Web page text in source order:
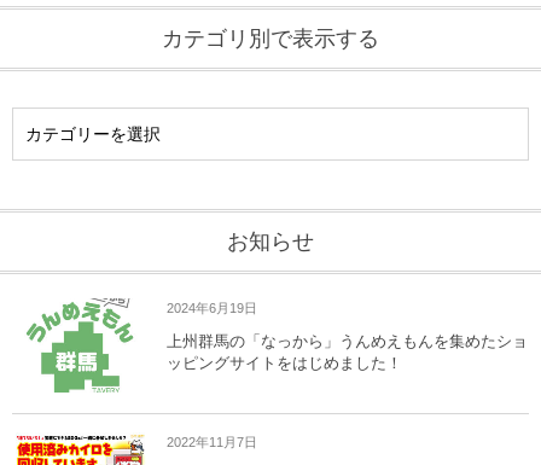
カテゴリ別で表示する
お知らせ
2024年6月19日
上州群馬の「なっから」うんめえもんを集めたショ
ッピングサイトをはじめました！
2022年11月7日